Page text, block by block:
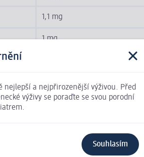
1,1 mg
1 mg
1,3 µg
0,52 mg
80 mg
nejlepší a nejpřirozenější výživou. Před
výživy se poraďte se svou porodní
Souhlasím